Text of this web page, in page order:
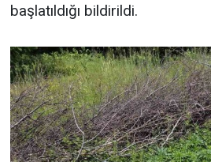
başlatıldığı bildirildi.